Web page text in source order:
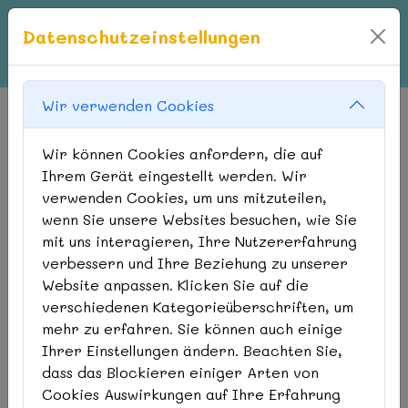
DIE KÄNGURUHS
Unsere 'kleinen' Großen
Unsere Kängurus sind vier bis fünf
Jahre alt.
Datenschutzeinstellungen
Wir verwenden Cookies
Wir können Cookies anfordern, die auf
Ihrem Gerät eingestellt werden. Wir
verwenden Cookies, um uns mitzuteilen,
wenn Sie unsere Websites besuchen, wie Sie
mit uns interagieren, Ihre Nutzererfahrung
verbessern und Ihre Beziehung zu unserer
Website anpassen. Klicken Sie auf die
verschiedenen Kategorieüberschriften, um
mehr zu erfahren. Sie können auch einige
Ihrer Einstellungen ändern. Beachten Sie,
dass das Blockieren einiger Arten von
Cookies Auswirkungen auf Ihre Erfahrung